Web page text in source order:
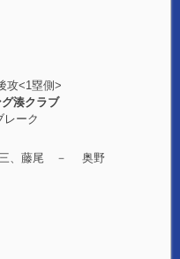
塁側>
湊クラブ
ーク
三、藤尾 － 奥野